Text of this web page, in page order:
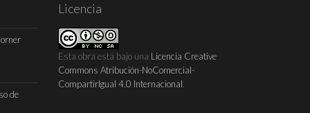
de
Licencia
Esta obra está bajo una Licencia Creative
Commons Atribución-NoComercial-
CompartirIgual 4.0 Internacional